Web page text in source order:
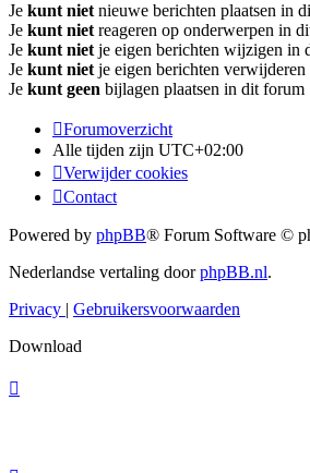
Je kunt niet nieuwe berichten plaatsen in
Je kunt niet reageren op onderwerpen in
Je kunt niet je eigen berichten wijzigen in
Je kunt niet je eigen berichten
Je kunt geen bijlagen plaatsen in dit forum
Forumoverzicht
Alle tijden zijn UTC+02:00
Verwijder cookies
Contact
Powered by phpBB® Forum Software ©
Nederlandse vertaling doorphpBB.nl.
Privacy | Gebruikersvoorwaarden
Download